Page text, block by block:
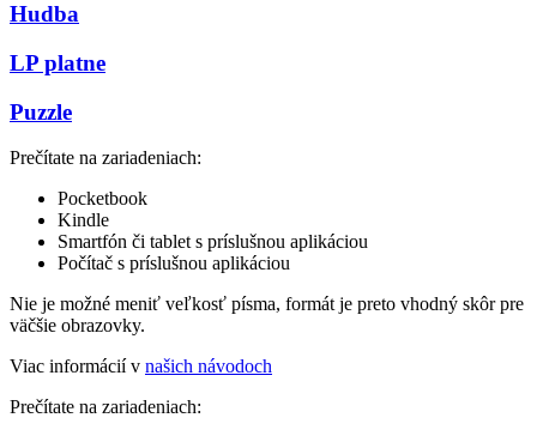
Hudba
LP platne
Puzzle
Prečítate na zariadeniach:
Pocketbook
Kindle
Smartfón či tablet s príslušnou aplikáciou
Počítač s príslušnou aplikáciou
Nie je možné meniť veľkosť písma, formát je preto vhodný skôr pre
väčšie obrazovky.
Viac informácií v našich návodoch
Prečítate na zariadeniach: